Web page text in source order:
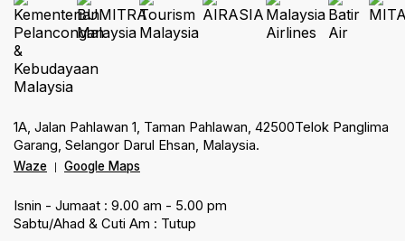
1A, Jalan Pahlawan 1, Taman Pahlawan, 42500Telok Panglima
Garang, Selangor Darul Ehsan, Malaysia.
Waze Google Maps
Isnin - Jumaat : 9.00 am - 5.00 pm
Sabtu/Ahad & Cuti Am : Tutup